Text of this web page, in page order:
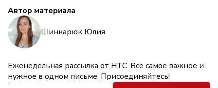
Автор материала
Шинкарюк Юлия
Еженедельная рассылка от НТС. Всё самое важное и
нужное в одном письме. Присоединяйтесь!